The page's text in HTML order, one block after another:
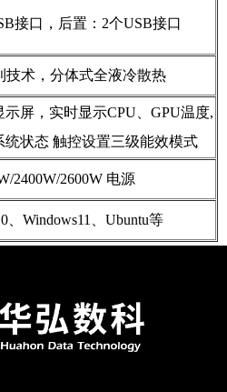
接口，后置：2个USB接口
技术，分体式全液冷散热
屏，实时显示CPU、GPU温度,
统状态 触控设置三级能效模式
2400W/2600W 电源
、Windows11、Ubuntu等